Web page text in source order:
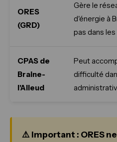
ORES
(GRD)
Gère le
d'énergie à
pas dans
CPAS de
Braine-
l'Alleud
Peut
difficulté
⚠️ Important : ORES